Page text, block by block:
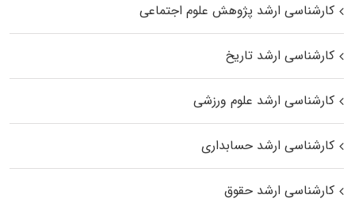
کارشناسی ارشد پژوهش علوم اجتماعی
کارشناسی ارشد تاریخ
کارشناسی ارشد علوم ورزشی
کارشناسی ارشد حسابداری
کارشناسی ارشد حقوق